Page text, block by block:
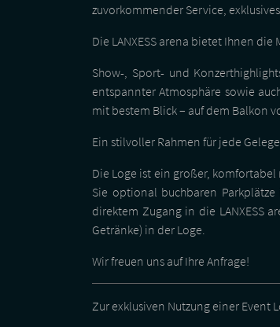
zuvorkommender Service,
Die LANXESS arena bietet Ihnen
Show-, Sport- und
entspannter Atmosphäre sowie
mit bestem Blick – auf dem Balkon
Ein stilvoller Rahmen für jede
Die Loge ist ein großer,
Sie optional buchbaren
direktem Zugang in die LANXESS
Getränke) in der Loge.
Wir freuen uns auf Ihre Anfrage!
Zur exklusiven Nutzung einer Event